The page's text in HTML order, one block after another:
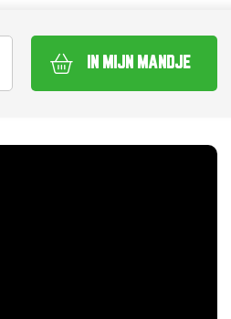
IN MIJN MANDJE